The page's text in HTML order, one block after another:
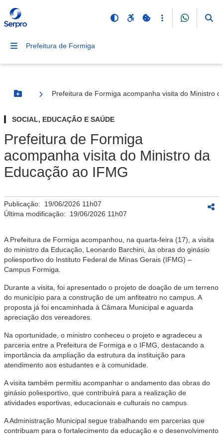
Prefeitura de Formiga
Botão Menu
Prefeitura de Formiga acompanha visita do Ministro
SOCIAL, EDUCAÇÃO E SAÚDE
Prefeitura de Formiga
acompanha visita do Ministro da
Educação ao IFMG
Publicação: 19/06/2026 11h07
Última modificação: 19/06/2026 11h07
A Prefeitura de Formiga acompanhou, na quarta-feira (17), a visita
do ministro da Educação, Leonardo Barchini, às obras do ginásio
poliesportivo do Instituto Federal de Minas Gerais (IFMG) –
Campus Formiga.
Durante a visita, foi apresentado o projeto de doação de um terreno
do município para a construção de um anfiteatro no campus. A
proposta já foi encaminhada à Câmara Municipal e aguarda
apreciação dos vereadores.
Na oportunidade, o ministro conheceu o projeto e agradeceu a
parceria entre a Prefeitura de Formiga e o IFMG, destacando a
importância da ampliação da estrutura da instituição para
atendimento aos estudantes e à comunidade.
A visita também permitiu acompanhar o andamento das obras do
ginásio poliesportivo, que contribuirá para a realização de
atividades esportivas, educacionais e culturais no campus.
A Administração Municipal segue trabalhando em parcerias que
contribuam para o fortalecimento da educação e o desenvolvimento